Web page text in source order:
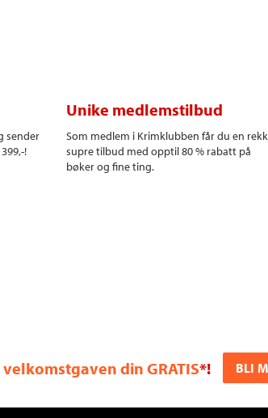
sender
!
Unike medlemstilbud
Som medlem i Krimklubben får du en
supre tilbud med opptil 80 % rabatt på
bøker og fine ting.
velkomstgaven din GRATIS*! BLI